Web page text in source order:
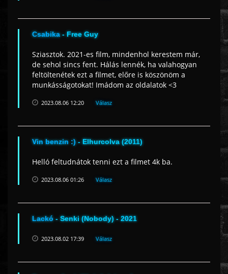
Csabika- Free Guy
Sziasztok. 2021-es film, mindenhol kerestem már,
de sehol sincs fent. Hálás lennék, ha valahogyan
feltöltenétek ezt a filmet, előre is köszönöm a
munkásságotokat! Imádom az oldalatok <3
2023.08.06 12:20 Válasz
Vin benzin :)- Elhurcolva (2011)
Helló feltudnátok tenni ezt a filmet 4k ba.
2023.08.06 01:26 Válasz
Lackó- Senki (Nobody) - 2021
2023.08.02 17:39 Válasz